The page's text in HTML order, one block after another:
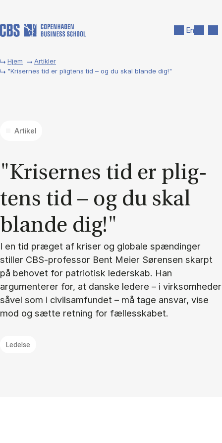
En
Hjem
Artikler
"Krisernes tid er pligtens tid – og du skal blande dig!"
Artikel
"Kri­ser­nes tid er plig­
tens tid – og du skal
blan­de dig!"
I en tid præget af kriser og globale spændinger
stiller CBS-professor Bent Meier Sørensen skarpt
på behovet for patriotisk lederskab. Han
argumenterer for, at danske ledere – i virksomheder
såvel som i civilsamfundet – må tage ansvar, vise
mod og sætte retning for fællesskabet.
Ledelse